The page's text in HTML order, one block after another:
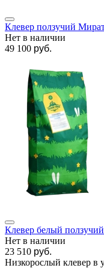
Клевер ползучий
Нет в наличии
49 100 руб.
Клевер белый
Нет в наличии
23 510 руб.
Низкорослый клевер в